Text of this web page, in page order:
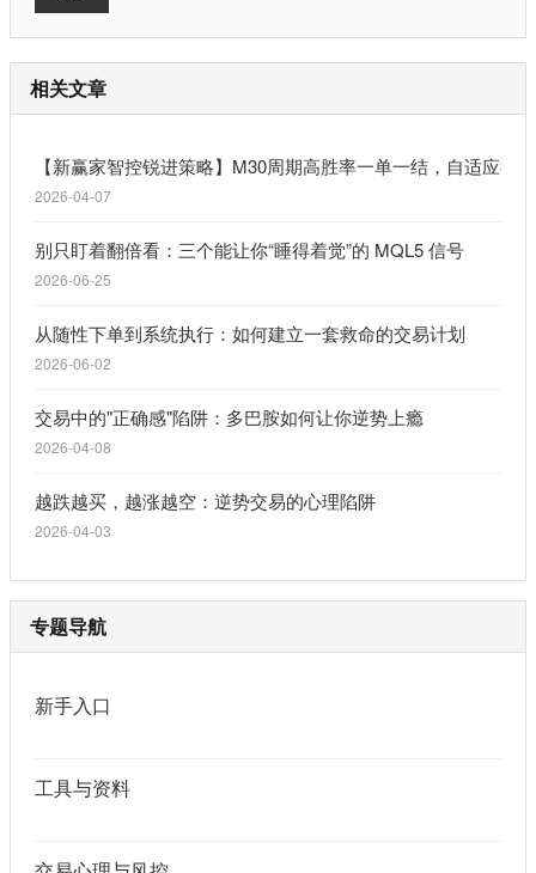
相关文章
【新赢家智控锐进策略】M30周期高胜率一单一结，自适应行
2026-04-07
别只盯着翻倍看：三个能让你“睡得着觉”的 MQL5 信号
2026-06-25
从随性下单到系统执行：如何建立一套救命的交易计划
2026-06-02
交易中的"正确感"陷阱：多巴胺如何让你逆势上瘾
2026-04-08
越跌越买，越涨越空：逆势交易的心理陷阱
2026-04-03
专题导航
新手入口
工具与资料